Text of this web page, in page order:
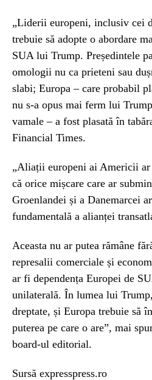
„Liderii europeni, inclusiv cei
trebuie să adopte o abordare
SUA lui Trump. Președintele
omologii nu ca prieteni sau
slabi; Europa – care probabil
nu s-a opus mai ferm lui
vamale – a fost plasată în
Financial Times.
„Aliații europeni ai Americii
că orice mișcare care ar
Groenlandei și a Danemarcei
fundamentală a alianței
Aceasta nu ar putea rămâne
represalii comerciale și
ar fi dependența Europei de
unilaterală. În lumea lui
dreptate, și Europa trebuie să
puterea pe care o are”, mai
board-ul editorial.
Sursă expresspress.ro